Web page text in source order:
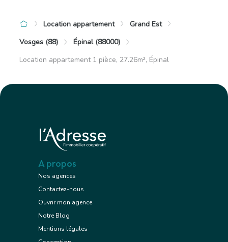
Location appartement
Grand Est
Vosges (88)
Épinal (88000)
Location appartement 1 pièce, 27.26m², Épinal
A propos
Nos agences
Contactez-nous
Ouvrir mon agence
Notre Blog
Mentions légales